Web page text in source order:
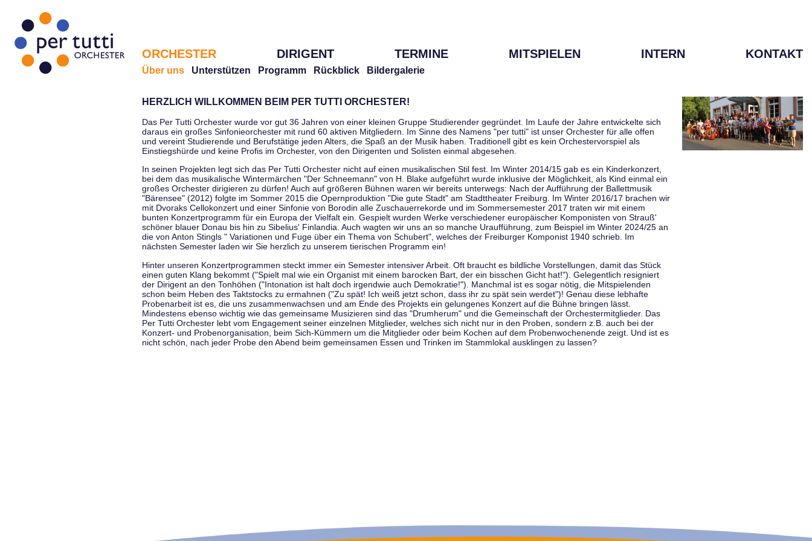
ORCHESTER DIRIGENT TERMINE MITSPIELEN INTERN KONTAKT
Über uns Unterstützen Programm Rückblick Bildergalerie
HERZLICH WILLKOMMEN BEIM PER TUTTI ORCHESTER!
Das Per Tutti Orchester wurde vor gut 36 Jahren von einer kleinen Gruppe Studierender gegründet. Im Laufe der Jahre entwickelte sich
daraus ein großes Sinfonieorchester mit rund 60 aktiven Mitgliedern. Im Sinne des Namens "per tutti" ist unser Orchester für alle offen
und vereint Studierende und Berufstätige jeden Alters, die Spaß an der Musik haben. Traditionell gibt es kein Orchestervorspiel als
Einstiegshürde und keine Profis im Orchester, von den Dirigenten und Solisten einmal abgesehen.
In seinen Projekten legt sich das Per Tutti Orchester nicht auf einen musikalischen Stil fest. Im Winter 2014/15 gab es ein Kinderkonzert,
bei dem das musikalische Wintermärchen "Der Schneemann" von H. Blake aufgeführt wurde inklusive der Möglichkeit, als Kind einmal ein
großes Orchester dirigieren zu dürfen! Auch auf größeren Bühnen waren wir bereits unterwegs: Nach der Aufführung der Ballettmusik
"Bärensee" (2012) folgte im Sommer 2015 die Opernproduktion "Die gute Stadt" am Stadttheater Freiburg. Im Winter 2016/17 brachen wir
mit Dvoraks Cellokonzert und einer Sinfonie von Borodin alle Zuschauerrekorde und im Sommersemester 2017 traten wir mit einem
bunten Konzertprogramm für ein Europa der Vielfalt ein. Gespielt wurden Werke verschiedener europäischer Komponisten von Strauß'
schöner blauer Donau bis hin zu Sibelius' Finlandia. Auch wagten wir uns an so manche Uraufführung, zum Beispiel im Winter 2024/25 an
die von Anton Stingls " Variationen und Fuge über ein Thema von Schubert", welches der Freiburger Komponist 1940 schrieb. Im
nächsten Semester laden wir Sie herzlich zu unserem tierischen Programm ein!
Hinter unseren Konzertprogrammen steckt immer ein Semester intensiver Arbeit. Oft braucht es bildliche Vorstellungen, damit das Stück
einen guten Klang bekommt ("Spielt mal wie ein Organist mit einem barocken Bart, der ein bisschen Gicht hat!"). Gelegentlich resigniert
der Dirigent an den Tonhöhen ("Intonation ist halt doch irgendwie auch Demokratie!"). Manchmal ist es sogar nötig, die Mitspielenden
schon beim Heben des Taktstocks zu ermahnen ("Zu spät! Ich weiß jetzt schon, dass ihr zu spät sein werdet")! Genau diese lebhafte
Probenarbeit ist es, die uns zusammenwachsen und am Ende des Projekts ein gelungenes Konzert auf die Bühne bringen lässt.
Mindestens ebenso wichtig wie das gemeinsame Musizieren sind das "Drumherum" und die Gemeinschaft der Orchestermitglieder. Das
Per Tutti Orchester lebt vom Engagement seiner einzelnen Mitglieder, welches sich nicht nur in den Proben, sondern z.B. auch bei der
Konzert- und Probenorganisation, beim Sich-Kümmern um die Mitglieder oder beim Kochen auf dem Probenwochenende zeigt. Und ist es
nicht schön, nach jeder Probe den Abend beim gemeinsamen Essen und Trinken im Stammlokal ausklingen zu lassen?